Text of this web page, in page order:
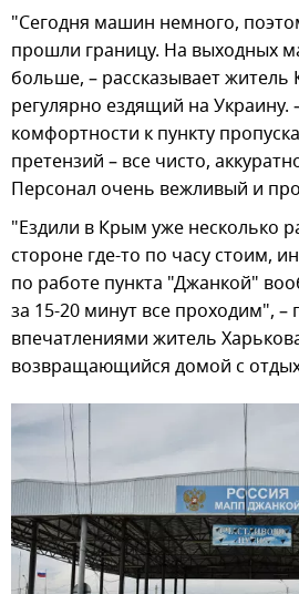
"Сегодня машин немного,
прошли границу. На выходных
больше, – рассказывает житель
регулярно ездящий на
комфортности к пункту
претензий – все чисто,
Персонал очень вежливый и
"Ездили в Крым уже несколько
стороне где-то по часу стоим,
по работе пункта "Джанкой"
за 15-20 минут все проходим", –
впечатлениями житель
возвращающийся домой с